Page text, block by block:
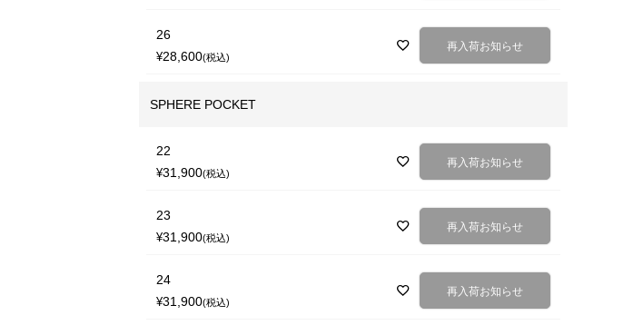
26
¥28,600 税込
再入荷お知らせ
SPHERE POCKET
22
¥31,900 税込
再入荷お知らせ
23
¥31,900 税込
再入荷お知らせ
24
¥31,900 税込
再入荷お知らせ